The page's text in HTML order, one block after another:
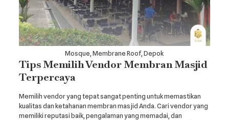
Mosque, Membrane Roof, Depok
Tips Memilih Vendor Membran Masjid
Terpercaya
Memilih vendor yang tepat sangat penting untuk memastikan
kualitas dan ketahanan membran masjid Anda. Cari vendor yang
memiliki reputasi baik, pengalaman yang memadai, dan